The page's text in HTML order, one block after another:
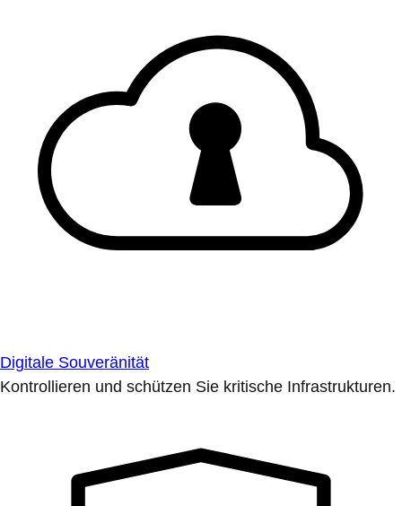
Digitale Souveränität
Kontrollieren und schützen Sie kritische Infrastrukturen.